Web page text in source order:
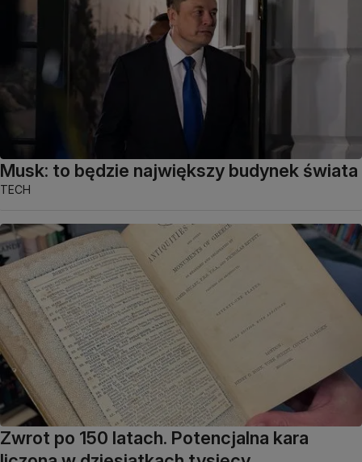
Musk: to będzie największy budynek świata
TECH
Zwrot po 150 latach. Potencjalna kara